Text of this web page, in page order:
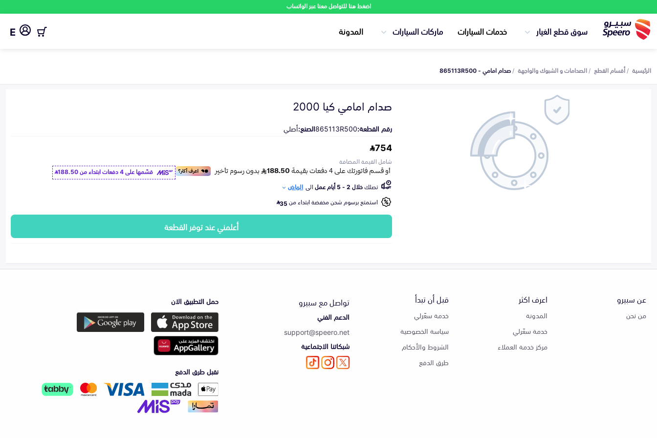
اضغط هنا للتواصل معنا عبر الواتساب
سوق قطع الغيار خدمات السيارات ماركات السيارات المدونة E
الرئيسية أقسام القطع الصدامات و الشبوك والواجهة صدام امامي - 865113R500
صدام امامي كيا 2000
رقم القطعة:865113R500الصنع:أصلي
754
شامل القيمة المضافة
قسّمها على 4 دفعات ابتداء من
188.50
تصلكخلال 2 - 5 أيام عمل الى الرياض
استمتع برسوم شحن مخفضة ابتداء من35
أعلمني عند توفر القطعة
عن سبيرو
من نحن
اعرف اكثر
المدونة
خدمة سعّرلي
مركز خدمة العملاء
قبل أن تبدأ
خدمة سعّرلي
سياسة الخصوصية
الشروط والأحكام
طرق الدفع
تواصل مع سبيرو
الدعم الفني
support@speero.net
شبكاتنا الاجتماعية
حمل التطبيق الان
نقبل طرق الدفع